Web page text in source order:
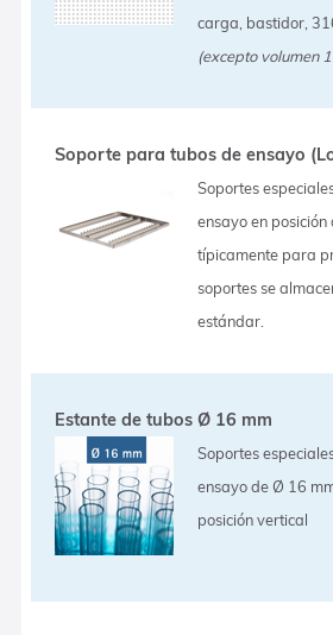
carga, bastidor,
(excepto volumen
Soporte para tubos de ensayo
Soportes
ensayo en posición
típicamente para
soportes se
estándar.
Estante de tubos Ø 16 mm
Soportes
ensayo de Ø 16
posición vertical